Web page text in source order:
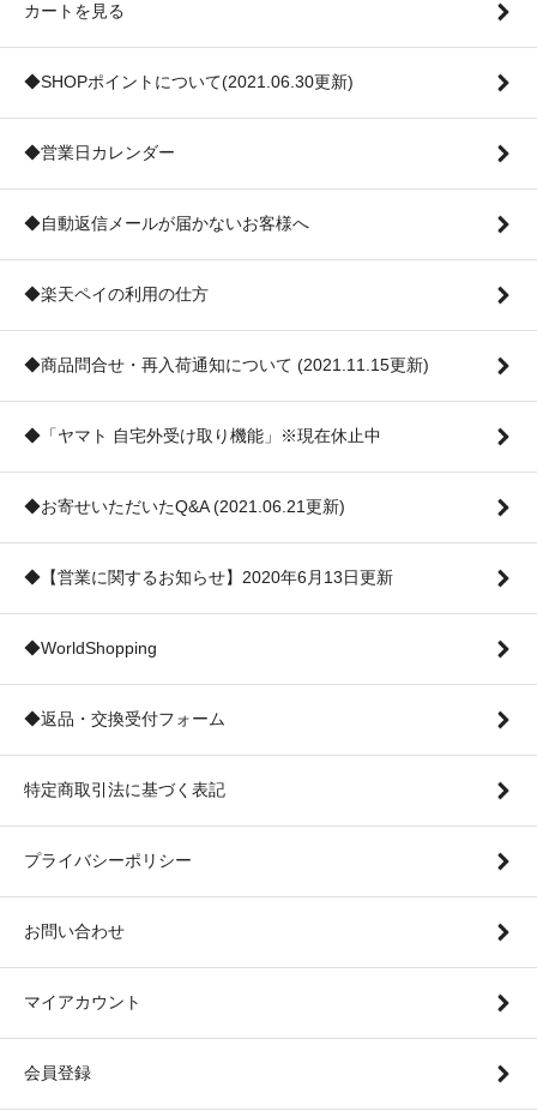
カートを見る
◆SHOPポイントについて(2021.06.30更新)
◆営業日カレンダー
◆自動返信メールが届かないお客様へ
◆楽天ペイの利用の仕方
◆商品問合せ・再入荷通知について (2021.11.15更新)
◆「ヤマト 自宅外受け取り機能」※現在休止中
◆お寄せいただいたQ&A (2021.06.21更新)
◆【営業に関するお知らせ】2020年6月13日更新
◆WorldShopping
◆返品・交換受付フォーム
特定商取引法に基づく表記
プライバシーポリシー
お問い合わせ
マイアカウント
会員登録